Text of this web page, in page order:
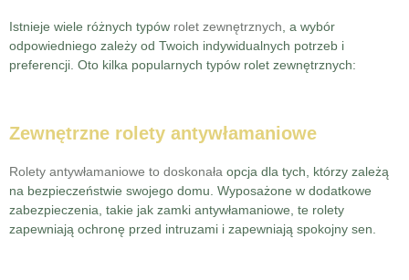
Istnieje wiele różnych typów rolet zewnętrznych, a wybór
odpowiedniego zależy od Twoich indywidualnych potrzeb i
preferencji. Oto kilka popularnych typów rolet zewnętrznych:
Zewnętrzne rolety antywłamaniowe
Rolety antywłamaniowe to doskonała opcja dla tych, którzy zależą
na bezpieczeństwie swojego domu. Wyposażone w dodatkowe
zabezpieczenia, takie jak zamki antywłamaniowe, te rolety
zapewniają ochronę przed intruzami i zapewniają spokojny sen.